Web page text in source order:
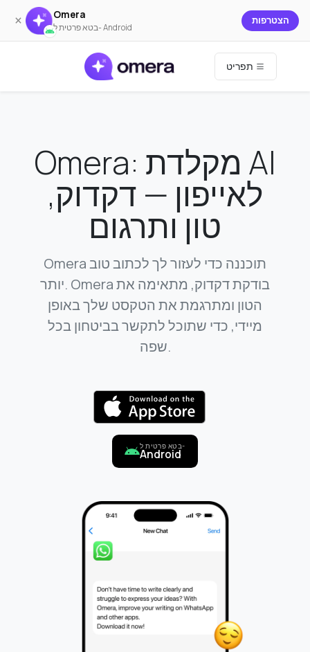
× Omera
בטא פרטית ל- Android
הצטרפות
Omera: מקלדת AI
לאייפון — דקדוק,
טון ותרגום
Omera תוכננה כדי לעזור לך לכתוב טוב
יותר. Omera בודקת דקדוק, מתאימה את
הטון ומתרגמת את הטקסט שלך באופן
מיידי, כדי שתוכל לתקשר בביטחון בכל
שפה.
בטא פרטית ל-
Android